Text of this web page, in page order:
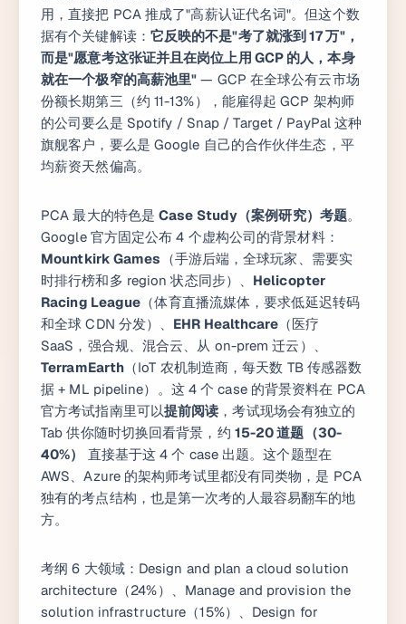
用，直接把 PCA 推成了"高薪认证代名词"。但这个数
据有个关键解读： 它反映的不是"考了就涨到 17 万"，
而是"愿意考这张证并且在岗位上用 GCP 的人，本身
就在一个极窄的高薪池里" — GCP 在全球公有云市场
份额长期第三（约 11-13%），能雇得起 GCP 架构师
的公司要么是 Spotify / Snap / Target / PayPal 这种
旗舰客户，要么是 Google 自己的合作伙伴生态，平
均薪资天然偏高。
PCA 最大的特色是Case Study（案例研究）考题。
Google 官方固定公布 4 个虚构公司的背景材料：
Mountkirk Games （手游后端，全球玩家、需要实
时排行榜和多 region 状态同步）、 Helicopter
Racing League （体育直播流媒体，要求低延迟转码
和全球 CDN 分发）、 EHR Healthcare（医疗
SaaS，强合规、混合云、从 on-prem 迁云）、
TerramEarth （IoT 农机制造商，每天数 TB 传感器数
据 + ML pipeline）。这 4 个 case 的背景资料在 PCA
官方考试指南里可以提前阅读 ，考试现场会有独立的
Tab 供你随时切换回看背景，约 15-20 道题（30-
40%）
直接基于这 4 个 case 出题。这个题型在
AWS、Azure 的架构师考试里都没有同类物，是 PCA
独有的考点结构，也是第一次考的人最容易翻车的地
方。
考纲 6 大领域：Design and plan a cloud solution
architecture（24%）、Manage and provision the
solution infrastructure（15%）、Design for